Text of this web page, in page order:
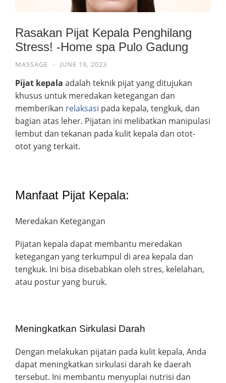
Rasakan Pijat Kepala Penghilang
Stress! -Home spa Pulo Gadung
MASSAGE · JUNE 19, 2023
Pijat kepala adalah teknik pijat yang ditujukan
khusus untuk meredakan ketegangan dan
memberikan relaksasi pada kepala, tengkuk, dan
bagian atas leher. Pijatan ini melibatkan manipulasi
lembut dan tekanan pada kulit kepala dan otot-
otot yang terkait.
Manfaat Pijat Kepala:
Meredakan Ketegangan
Pijatan kepala dapat membantu meredakan
ketegangan yang terkumpul di area kepala dan
tengkuk. Ini bisa disebabkan oleh stres, kelelahan,
atau postur yang buruk.
Meningkatkan Sirkulasi Darah
Dengan melakukan pijatan pada kulit kepala, Anda
dapat meningkatkan sirkulasi darah ke daerah
tersebut. Ini membantu menyuplai nutrisi dan